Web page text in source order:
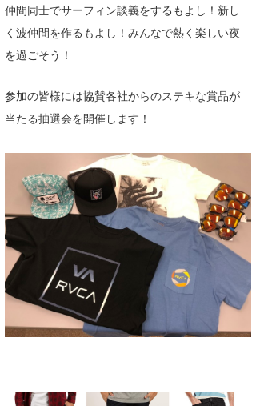
仲間同士でサーフィン談義をするもよし！新し
く波仲間を作るもよし！みんなで熱く楽しい夜
を過ごそう！
参加の皆様には協賛各社からのステキな賞品が
当たる抽選会を開催します！
Naoya Kimoto
mitsuteru Kamio
Yoshiyuki Obata
arukasvision
DELTA FORCE SURF
CBA Films
熊谷素子
メディア
SURFMEDIA
WAVAL
波伝説アンバサダー/プロライダー
中浦“JET”章
嵯峨明日香
進士剛光
田原啓江
植村未来
NOBUFUKU
大野”MAR”修聖
☆加藤
+☆maki☆+
Aichan
chan-U
G◎Da
H
波伝説